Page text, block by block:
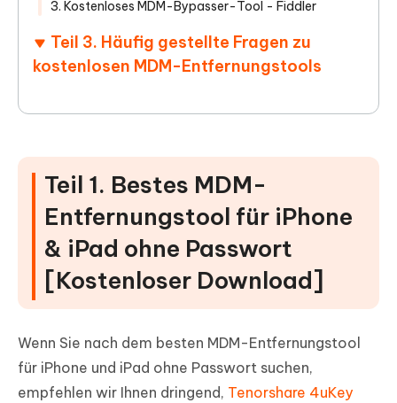
3. Kostenloses MDM-Bypasser-Tool - Fiddler
Teil 3. Häufig gestellte Fragen zu
kostenlosen MDM-Entfernungstools
Teil 1. Bestes MDM-
Entfernungstool für iPhone
& iPad ohne Passwort
[Kostenloser Download]
Wenn Sie nach dem besten MDM-Entfernungstool
für iPhone und iPad ohne Passwort suchen,
empfehlen wir Ihnen dringend, Tenorshare 4uKey